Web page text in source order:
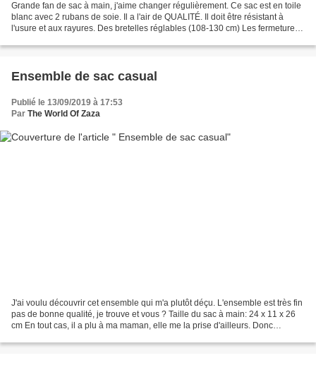
Grande fan de sac à main, j'aime changer régulièrement. Ce sac est en toile
blanc avec 2 rubans de soie. Il a l'air de QUALITÉ. Il doit être résistant à
l'usure et aux rayures. Des bretelles réglables (108-130 cm) Les fermetures
Ensemble de sac casual
Publié le 13/09/2019 à 17:53
Par The World Of Zaza
J'ai voulu découvrir cet ensemble qui m'a plutôt déçu. L'ensemble est très fin
pas de bonne qualité, je trouve et vous ? Taille du sac à main: 24 x 11 x 26
cm En tout cas, il a plu à ma maman, elle me la prise d'ailleurs. Donc